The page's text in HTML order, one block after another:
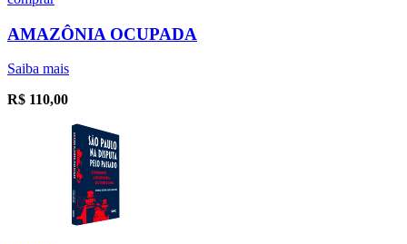
AMAZÔNIA OCUPADA
Saiba mais
R$ 110,00